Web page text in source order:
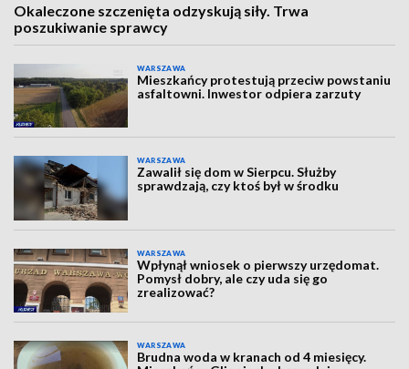
Okaleczone szczenięta odzyskują siły. Trwa
poszukiwanie sprawcy
WARSZAWA
Mieszkańcy protestują przeciw powstaniu
asfaltowni. Inwestor odpiera zarzuty
WARSZAWA
Zawalił się dom w Sierpcu. Służby
sprawdzają, czy ktoś był w środku
WARSZAWA
Wpłynął wniosek o pierwszy urzędomat.
Pomysł dobry, ale czy uda się go
zrealizować?
WARSZAWA
Brudna woda w kranach od 4 miesięcy.